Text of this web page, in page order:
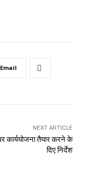
Email
NEXT ARTICLE
कार्ययोजना तैयार करने के
दिए निर्देश